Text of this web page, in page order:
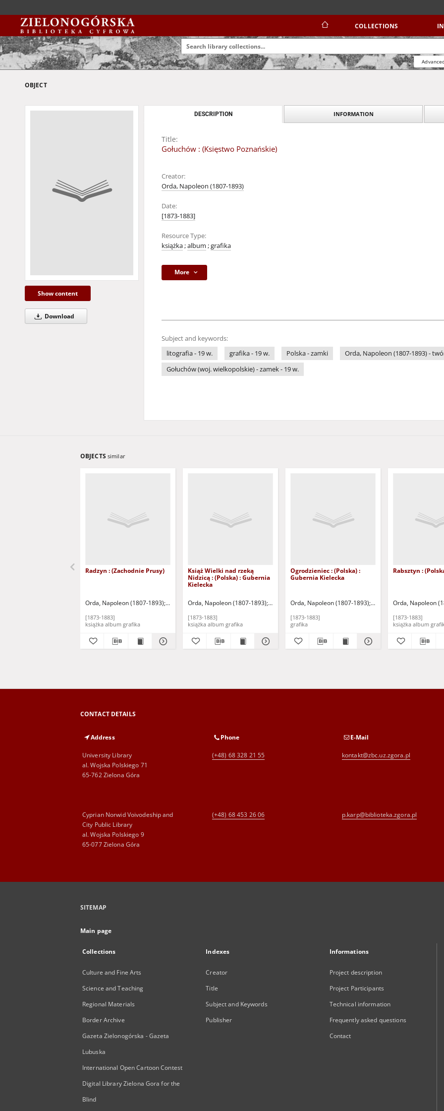
COLLECTIONS
OBJECT
Show content
Download
DESCRIPTION INFORMATION
Title:
Gołuchów : (Księstwo Poznańskie)
Creator:
Orda, Napoleon (1807-1893)
Date:
[1873-1883]
Resource Type:
książka;album ;grafika
More
Subject and keywords:
litografia - 19 w.
grafika - 19 w. Polska - zamki
Orda, Napoleon (1807-1893) -
Gołuchów (woj. wielkopolskie) - zamek - 19 w.
OBJECTS similar
Radzyn : (Zachodnie Prusy)
Orda, Napoleon (1807-1893) Warszawa: Zakład Litograficzny M. Fajansa
[1873-1883]
książka album grafika
Książ Wielki nad rzeką
Nidzicą : (Polska) : Gubernia
Kielecka
Orda, Napoleon (1807-1893) Warszawa: Zakład Litograficzny M. Fajansa
[1873-1883]
książka album grafika
Ogrodzieniec : (Polska) :
Gubernia Kielecka
Orda, Napoleon (1807-1893) Warszawa: Zakład
[1873-1883]
grafika
Rabsztyn :
Orda, Napoleon
[1873-1883]
książka album
CONTACT DETAILS
Address
University Library
al. Wojska Polskiego 71
65-762 Zielona Góra
Phone
(+48) 68 328 21 55
E-Mail
kontakt@zbc.uz.zgora.pl
Cyprian Norwid Voivodeship and
City Public Library
al. Wojska Polskiego 9
65-077 Zielona Góra
(+48) 68 453 26 06 p.karp@biblioteka.zgora.pl
SITEMAP
Main page
Collections
Culture and Fine Arts
Science and Teaching
Regional Materials
Border Archive
Gazeta Zielonogórska - Gazeta
Lubuska
International Open Cartoon Contest
Digital Library Zielona Gora for the
Blind
Indexes
Creator
Title
Subject and Keywords
Publisher
Informations
Project description
Project Participants
Technical information
Frequently asked questions
Contact